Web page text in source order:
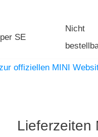
SE
Nicht
offiziellen MINI
Lieferzeiten